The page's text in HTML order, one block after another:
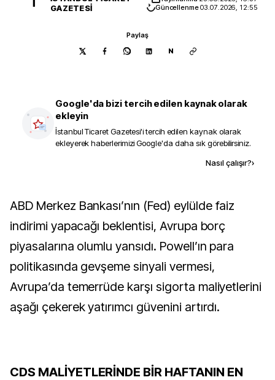
İ
GAZETESI
Güncellenme03.07.2026, 12:55
Paylaş
N
Google'da bizi tercih edilen kaynak olarak
ekleyin
İstanbul Ticaret Gazetesi'i tercih edilen kaynak olarak
ekleyerek haberlerimizi Google'da daha sık görebilirsiniz.
Nasıl çalışır?›
ABD Merkez Bankası’nın (Fed) eylülde faiz
indirimi yapacağı beklentisi, Avrupa borç
piyasalarına olumlu yansıdı. Powell’ın para
politikasında gevşeme sinyali vermesi,
Avrupa’da temerrüde karşı sigorta maliyetlerini
aşağı çekerek yatırımcı güvenini artırdı.
CDS MALİYETLERİNDE BİR HAFTANIN EN